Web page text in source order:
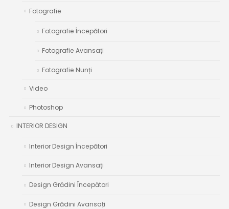
Fotografie
Fotografie Începători
Fotografie Avansați
Fotografie Nunți
Video
Photoshop
INTERIOR DESIGN
Interior Design Începători
Interior Design Avansați
Design Grădini Începători
Design Grădini Avansați